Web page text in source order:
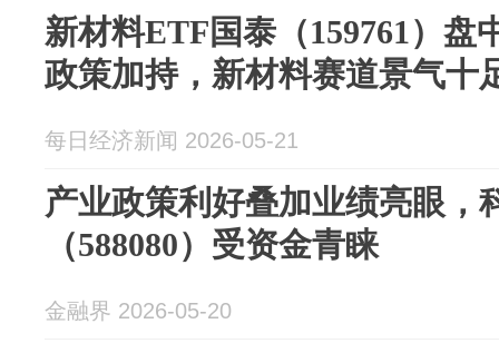
新材料ETF国泰（159761）盘
政策加持，新材料赛道景气十
每日经济新闻 2026-05-21
产业政策利好叠加业绩亮眼，
（588080）受资金青睐
金融界 2026-05-20